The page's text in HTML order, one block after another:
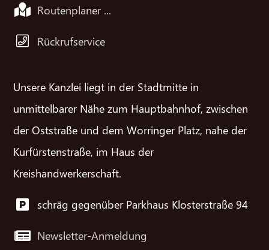
Routenplaner ...
Rückrufservice
Unsere Kanzlei liegt in der Stadtmitte in
unmittelbarer Nähe zum Hauptbahnhof, zwischen
der Oststraße und dem Worringer Platz, nahe der
Kurfürstenstraße, im Haus der
Kreishandwerkerschaft.
schräg gegenüber Parkhaus Klosterstraße 94
Newsletter-Anmeldung